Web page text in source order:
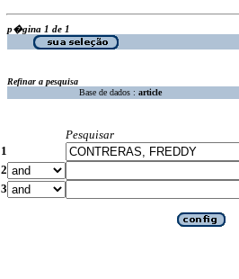
p�gina 1 de 1
Refinar a pesquisa
Base de dados : article
Pesquisar
1
2
3